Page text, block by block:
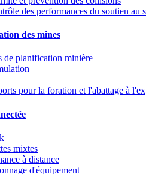
des performances du soutien au
des mines
de planification minière
pour la foration et l'abattage à
mixtes
à distance
d'équipement